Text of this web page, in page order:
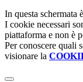
In questa schermata
I cookie necessari
piattaforma e non è
Per conoscere quali
visionare la